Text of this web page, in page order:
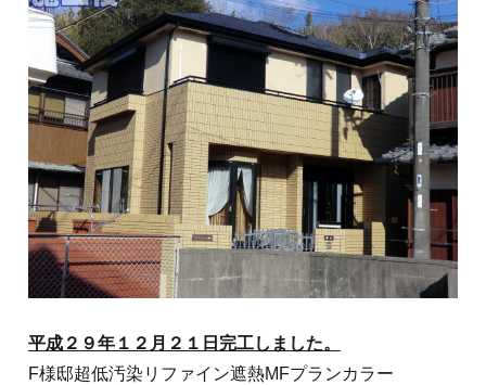
平成２９年１２月２１日完工しました。
F様邸超低汚染リファイン遮熱MFプランカラー